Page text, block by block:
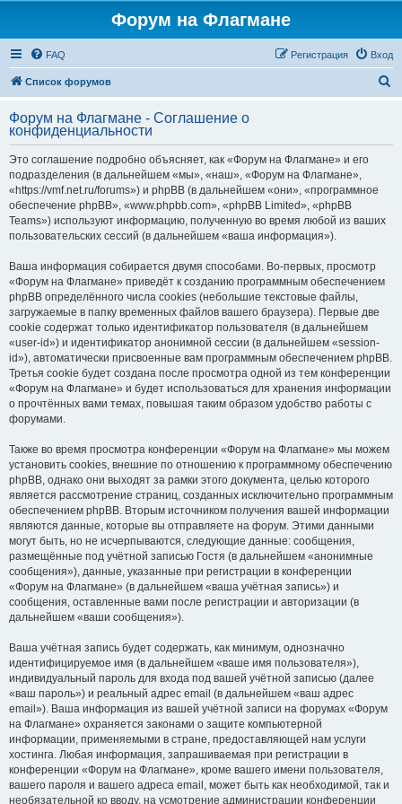
Форум на Флагмане
FAQ Вход
Регистрация
Список форумов
с
Форум на Флагмане - Соглашение о
конфиденциальности
Это соглашение подробно объясняет, как «Форум на Флагмане» и его
подразделения (в дальнейшем «мы», «наш», «Форум на Флагмане»,
«https://vmf.net.ru/forums») и phpBB (в дальнейшем «они», «программное
обеспечение phpBB», «www.phpbb.com», «phpBB Limited», «phpBB
Teams») используют информацию, полученную во время любой из ваших
пользовательских сессий (в дальнейшем «ваша информация»).
Ваша информация собирается двумя способами. Во-первых, просмотр
«Форум на Флагмане» приведёт к созданию программным обеспечением
phpBB определённого числа cookies (небольшие текстовые файлы,
загружаемые в папку временных файлов вашего браузера). Первые две
cookie содержат только идентификатор пользователя (в дальнейшем
«user-id») и идентификатор анонимной сессии (в дальнейшем «session-
id»), автоматически присвоенные вам программным обеспечением phpBB.
Третья cookie будет создана после просмотра одной из тем конференции
«Форум на Флагмане» и будет использоваться для хранения информации
о прочтённых вами темах, повышая таким образом удобство работы с
форумами.
Также во время просмотра конференции «Форум на Флагмане» мы можем
установить cookies, внешние по отношению к программному обеспечению
phpBB, однако они выходят за рамки этого документа, целью которого
является рассмотрение страниц, созданных исключительно программным
обеспечением phpBB. Вторым источником получения вашей информации
являются данные, которые вы отправляете на форум. Этими данными
могут быть, но не исчерпываются, следующие данные: сообщения,
размещённые под учётной записью Гостя (в дальнейшем «анонимные
сообщения»), данные, указанные при регистрации в конференции
«Форум на Флагмане» (в дальнейшем «ваша учётная запись») и
сообщения, оставленные вами после регистрации и авторизации (в
дальнейшем «ваши сообщения»).
Ваша учётная запись будет содержать, как минимум, однозначно
идентифицируемое имя (в дальнейшем «ваше имя пользователя»),
индивидуальный пароль для входа под вашей учётной записью (далее
«ваш пароль») и реальный адрес email (в дальнейшем «ваш адрес
email»). Ваша информация из вашей учётной записи на форумах «Форум
на Флагмане» охраняется законами о защите компьютерной
информации, применяемыми в стране, предоставляющей нам услуги
хостинга. Любая информация, запрашиваемая при регистрации в
конференции «Форум на Флагмане», кроме вашего имени пользователя,
вашего пароля и вашего адреса email, может быть как необходимой, так и
необязательной ко вводу, на усмотрение администрации конференции